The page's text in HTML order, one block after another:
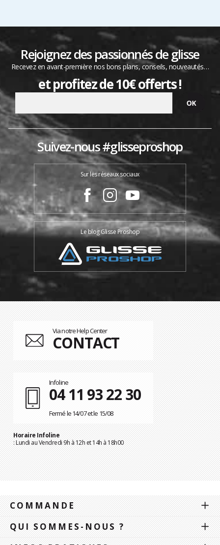
Rejoignez des passionnés de glisse
Recevez en avant-première nos bons plans, conseils, nouveautés…
et profitez de 10€ offerts !
Suivez-nous #glisseproshop
Sur les réseaux sociaux
Le blog Glisse Proshop
Via notre Help Center
CONTACT
Infoline
04 11 93 22 30
Fermé le 14/07 et le 15/08
Horaire Infoline
: Lundi au Vendredi 9h à 12h et 14h à 18h00
COMMANDE
QUI SOMMES-NOUS ?